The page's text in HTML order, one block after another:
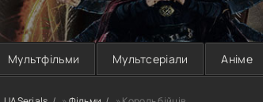
Мультфільми Мультсеріали Аніме